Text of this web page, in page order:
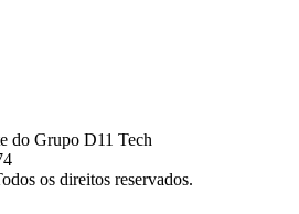
do Grupo D11 Tech
os direitos reservados.